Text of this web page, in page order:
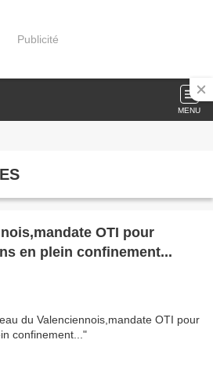
Publicité
MENU
OTI pour
en plein confinement...